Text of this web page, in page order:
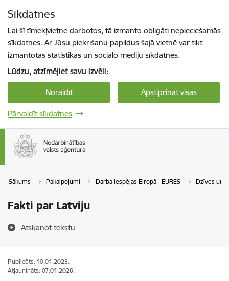
Sīkdatnes
Lai šī tīmekļvietne darbotos, tā izmanto obligāti nepieciešamās
sīkdatnes. Ar Jūsu piekrišanu papildus šajā vietnē var tikt
izmantotas statistikas un sociālo mediju sīkdatnes.
Lūdzu, atzīmējiet savu izvēli:
Noraidīt Apstiprināt visas
Pārvaldīt sīkdatnes
Sākums Pakalpojumi Darba iespējas Eiropā - EURES Dzīves un
Fakti par Latviju
Atskaņot tekstu
Publicēts: 10.01.2023.
Atjaunināts: 07.01.2026.